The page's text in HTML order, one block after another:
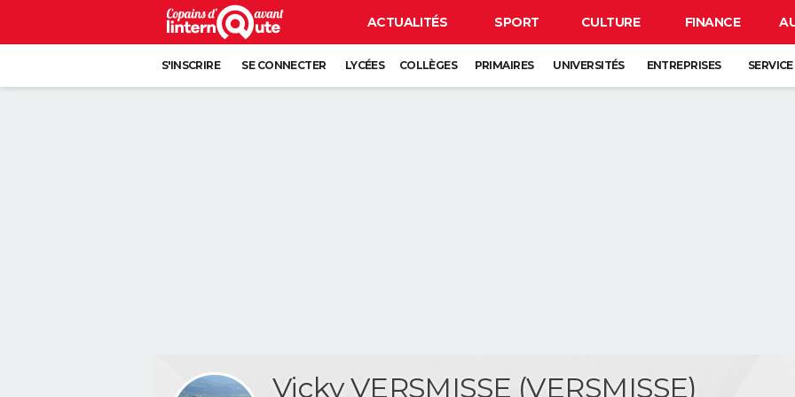
ACTUALITÉS SPORT CULTURE FINANCE
S'INSCRIRE SE CONNECTER LYCÉES COLLÈGES PRIMAIRES UNIVERSITÉS ENTREPRISES
Vicky VERSMISSE (VERSMISSE)